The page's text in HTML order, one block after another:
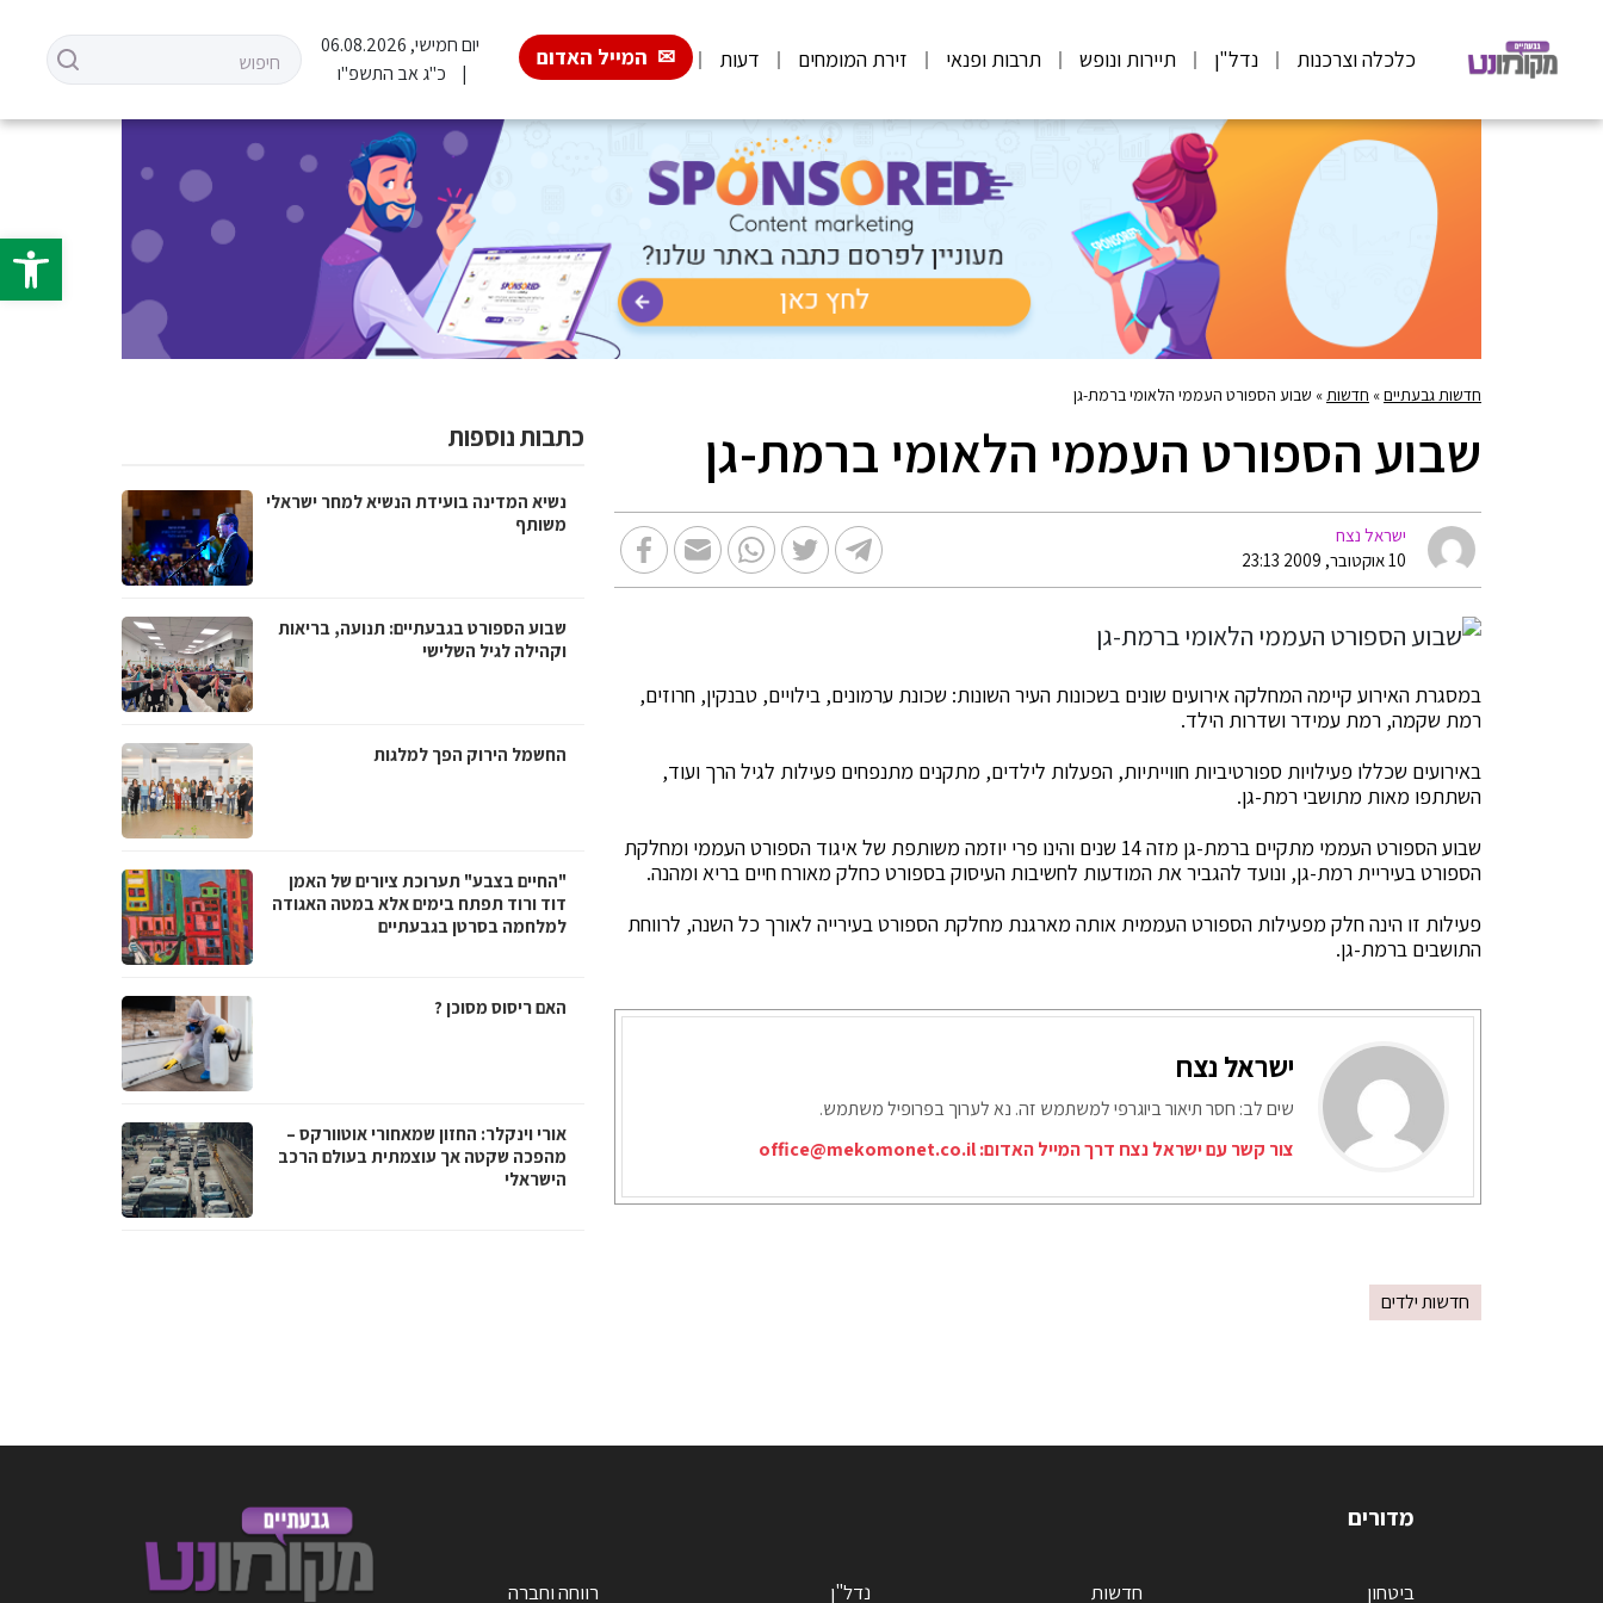
פתח
כלכלה וצרכנות נדל"ן תיירות ונופש תרבות ופנאי זירת המומחים דעות המייל האדום
יום חמישי, 06.08.2026
כ"ג אב התשפ"ו
חדשות גבעתיים» חדשות » שבוע הספורט העממי הלאומי ברמת-גן
שבוע הספורט העממי הלאומי ברמת-גן
ישראל נצח
10 אוקטובר, 2009 23:13
במסגרת האירוע קיימה המחלקה אירועים שונים בשכונות העיר השונות: שכונת ערמונים, בילויים, טבנקין, חרוזים,
רמת שקמה, רמת עמידר ושדרות הילד.
באירועים שכללו פעילויות ספורטיביות חווייתיות, הפעלות לילדים, מתקנים מתנפחים פעילות לגיל הרך ועוד,
השתתפו מאות מתושבי רמת-גן.
שבוע הספורט העממי מתקיים ברמת-גן מזה 14 שנים והינו פרי יוזמה משותפת של איגוד הספורט העממי ומחלקת
הספורט בעיריית רמת-גן, ונועד להגביר את המודעות לחשיבות העיסוק בספורט כחלק מאורח חיים בריא ומהנה.
פעילות זו הינה חלק מפעילות הספורט העממית אותה מארגנת מחלקת הספורט בעירייה לאורך כל השנה, לרווחת
התושבים ברמת-גן.
ישראל נצח
שים לב: חסר תיאור ביוגרפי למשתמש זה. נא לערוך בפרופיל משתמש.
צור קשר עם ישראל נצח דרך המייל האדום:office@mekomonet.co.il
כתבות נוספות
נשיא המדינה בועידת הנשיא למחר ישראלי
משותף
שבוע הספורט בגבעתיים: תנועה, בריאות
וקהילה לגיל השלישי
החשמל הירוק הפך למלגות
"החיים בצבע" תערוכת ציורים של האמן
דוד ורוד תפתח בימים אלא במטה האגודה
למלחמה בסרטן בגבעתיים
האם ריסוס מסוכן ?
אורי וינקלר: החזון שמאחורי אוטוורקס –
מהפכה שקטה אך עוצמתית בעולם הרכב
הישראלי
חדשות ילדים
מדורים
ביטחון חדשות נדל"ן רווחה וחברה